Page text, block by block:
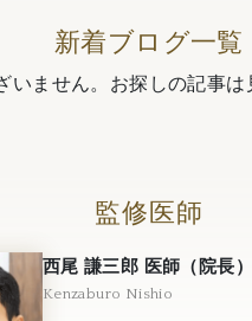
新着ブログ一覧
いません。お探しの記事
監修医師
西尾 謙三郎 医師（院長）
Kenzaburo Nishio